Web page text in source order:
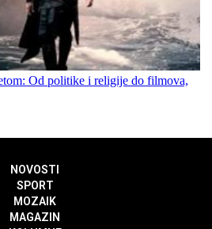
Od politike i religije do filmova,
NOVOSTI
SPORT
MOZAIK
MAGAZIN